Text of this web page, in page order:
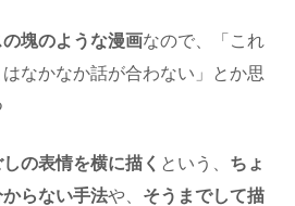
塊のような漫画なので、「これ
なかなか話が合わない」とか思
の表情を横に描く という、 ちょ
らない手法や、 そうまでして描